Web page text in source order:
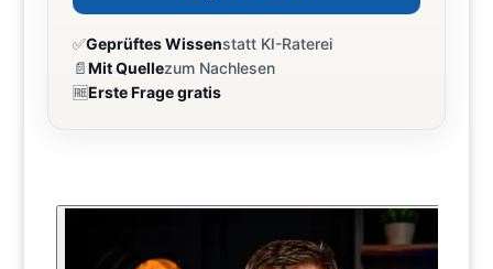
✅Geprüftes Wissenstatt KI-Raterei
📄Mit Quellezum Nachlesen
🆓Erste Frage gratis